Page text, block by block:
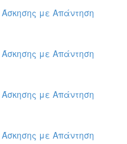
με Απάντηση
με Απάντηση
με Απάντηση
με Απάντηση